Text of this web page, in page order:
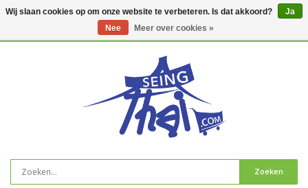
Zoeken
Wij slaan cookies op om onze website te verbeteren. Is dat akkoord?
Ja
Nee
Meer over cookies »